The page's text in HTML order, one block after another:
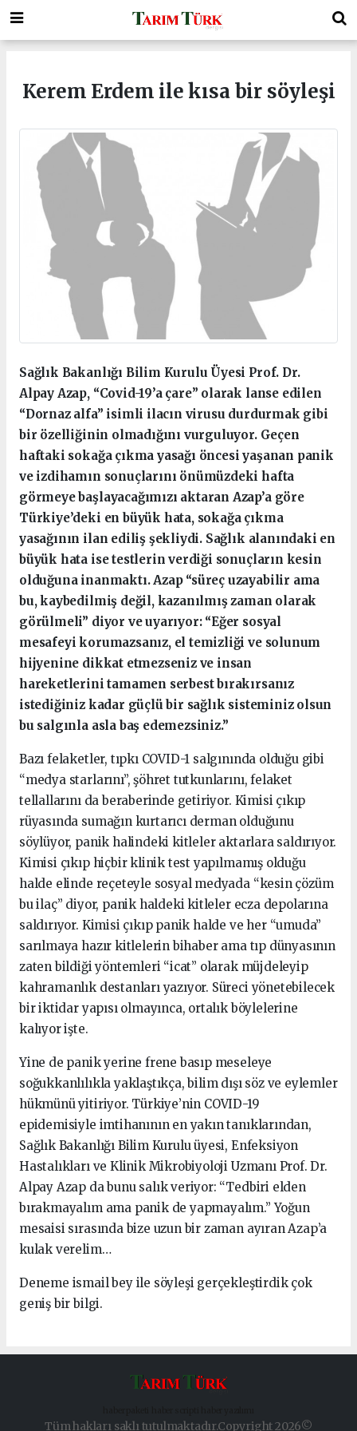
Kerem Erdem ile kısa bir söyleşi
Sağlık Bakanlığı Bilim Kurulu Üyesi Prof. Dr.
Alpay Azap, “Covid-19’a çare” olarak lanse edilen
“Dornaz alfa” isimli ilacın virusu durdurmak gibi
bir özelliğinin olmadığını vurguluyor. Geçen
haftaki sokağa çıkma yasağı öncesi yaşanan panik
ve izdihamın sonuçlarını önümüzdeki hafta
görmeye başlayacağımızı aktaran Azap’a göre
Türkiye’deki en büyük hata, sokağa çıkma
yasağının ilan ediliş şekliydi. Sağlık alanındaki en
büyük hata ise testlerin verdiği sonuçların kesin
olduğuna inanmaktı. Azap “süreç uzayabilir ama
bu, kaybedilmiş değil, kazanılmış zaman olarak
görülmeli” diyor ve uyarıyor: “Eğer sosyal
mesafeyi korumazsanız, el temizliği ve solunum
hijyenine dikkat etmezseniz ve insan
hareketlerini tamamen serbest bırakırsanız
istediğiniz kadar güçlü bir sağlık sisteminiz olsun
bu salgınla asla baş edemezsiniz.”
Bazı felaketler, tıpkı COVID-1 salgınında olduğu gibi
“medya starlarını”, şöhret tutkunlarını, felaket
tellallarını da beraberinde getiriyor. Kimisi çıkıp
rüyasında sumağın kurtarıcı derman olduğunu
söylüyor, panik halindeki kitleler aktarlara saldırıyor.
Kimisi çıkıp hiçbir klinik test yapılmamış olduğu
halde elinde reçeteyle sosyal medyada “kesin çözüm
bu ilaç” diyor, panik haldeki kitleler ecza depolarına
saldırıyor. Kimisi çıkıp panik halde ve her “umuda”
sarılmaya hazır kitlelerin bihaber ama tıp dünyasının
zaten bildiği yöntemleri “icat” olarak müjdeleyip
kahramanlık destanları yazıyor. Süreci yönetebilecek
bir iktidar yapısı olmayınca, ortalık böylelerine
kalıyor işte.
Yine de panik yerine frene basıp meseleye
soğukkanlılıkla yaklaştıkça, bilim dışı söz ve eylemler
hükmünü yitiriyor. Türkiye’nin COVID-19
epidemisiyle imtihanının en yakın tanıklarından,
Sağlık Bakanlığı Bilim Kurulu üyesi, Enfeksiyon
Hastalıkları ve Klinik Mikrobiyoloji Uzmanı Prof. Dr.
Alpay Azap da bunu salık veriyor: “Tedbiri elden
bırakmayalım ama panik de yapmayalım.” Yoğun
mesaisi sırasında bize uzun bir zaman ayıran Azap’a
kulak verelim…
Deneme ismail bey ile söyleşi gerçekleştirdik çok
geniş bir bilgi.
Tüm hakları saklı tutulmaktadır.Copyright 2026©